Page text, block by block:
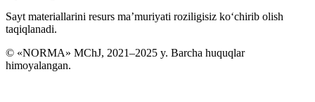
Sayt materiallarini resurs ma’muriyati roziligisiz koʻchirib olish
taqiqlanadi.
© «NORMA» MChJ, 2021–2025 y. Barcha huquqlar
himoyalangan.